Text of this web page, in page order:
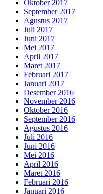
Oktober 2017
September 2017
Agustus 2017
Juli 2017
Juni 2017
Mei 2017
April 2017
Maret 2017
Februari 2017
Januari 2017
Desember 2016
November 2016
Oktober 2016
September 2016
Agustus 2016
Juli 2016
Juni 2016
Mei 2016
April 2016
Maret 2016
Februari 2016
Januari 2016